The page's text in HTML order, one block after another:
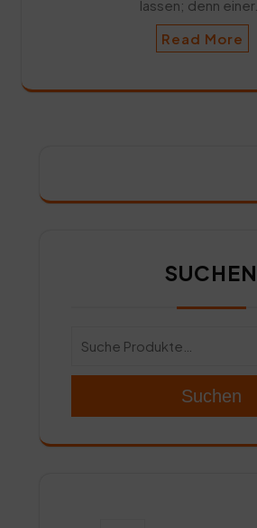
lassen; denn einer…
Read More
SUCHEN
Suchen